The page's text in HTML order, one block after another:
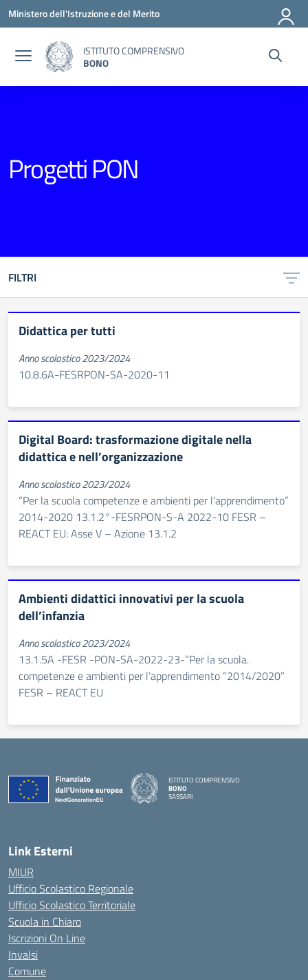
Vai ai contenuti
Vai al menu di navigazione
Vai al footer
Ministero dell'Istruzione e del Merito
ISTITUTO COMPRENSIVO
BONO
Progetti PON
FILTRI
Didattica per tutti
Anno scolastico 2023/2024
10.8.6A-FESRPON-SA-2020-11
Digital Board: trasformazione digitale nella
didattica e nell’organizzazione
Anno scolastico 2023/2024
“Per la scuola competenze e ambienti per l’apprendimento”
2014-2020 13.1.2°-FESRPON-S-A 2022-10 FESR –
REACT EU: Asse V – Azione 13.1.2
Ambienti didattici innovativi per la scuola
dell’infanzia
Anno scolastico 2023/2024
13.1.5A -FESR -PON-SA-2022-23-“Per la scuola.
competenze e ambienti per l’apprendimento “2014/2020”
FESR – REACT EU
ISTITUTO COMPRENSIVO
BONO
SASSARI
Link Esterni
MIUR
Ufficio Scolastico Regionale
Ufficio Scolastico Territoriale
Scuola in Chiaro
Iscrizioni On Line
Invalsi
Comune